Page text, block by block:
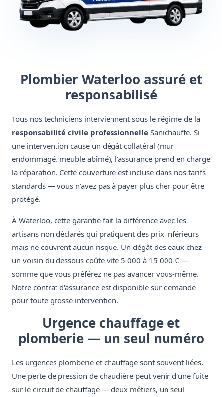
Plombier Waterloo assuré et
responsabilisé
Tous nos techniciens interviennent sous le régime de la
responsabilité civile professionnelle Sanichauffe. Si
une intervention cause un dégât collatéral (mur
endommagé, meuble abîmé), l'assurance prend en charge
la réparation. Cette couverture est incluse dans nos tarifs
standards — vous n'avez pas à payer plus cher pour être
protégé.
À Waterloo, cette garantie fait la différence avec les
artisans non déclarés qui pratiquent des prix inférieurs
mais ne couvrent aucun risque. Un dégât des eaux chez
un voisin du dessous coûte vite 5 000 à 15 000 € —
somme que vous préférez ne pas avancer vous-même.
Notre contrat d'assurance est disponible sur demande
pour toute grosse intervention.
Urgence chauffage et
plomberie — un seul numéro
Les urgences plomberie et chauffage sont souvent liées.
Une perte de pression de chaudière peut venir d'une fuite
sur le circuit de chauffage — deux métiers, un seul